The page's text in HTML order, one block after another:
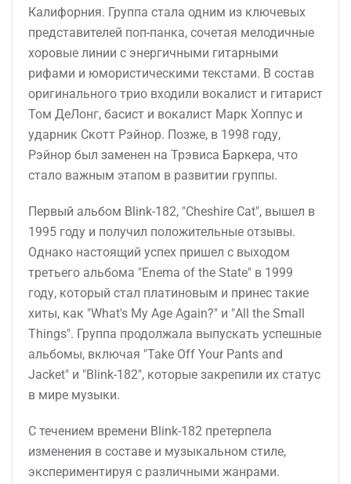
Калифорния. Группа стала одним из ключевых
представителей поп-панка, сочетая мелодичные
хоровые линии с энергичными гитарными
рифами и юмористическими текстами. В состав
оригинального трио входили вокалист и гитарист
Том ДеЛонг, басист и вокалист Марк Хоппус и
ударник Скотт Рэйнор. Позже, в 1998 году,
Рэйнор был заменен на Трэвиса Баркера, что
стало важным этапом в развитии группы.
Первый альбом Blink-182, "Cheshire Cat", вышел в
1995 году и получил положительные отзывы.
Однако настоящий успех пришел с выходом
третьего альбома "Enema of the State" в 1999
году, который стал платиновым и принес такие
хиты, как "What's My Age Again?" и "All the Small
Things". Группа продолжала выпускать успешные
альбомы, включая "Take Off Your Pants and
Jacket" и "Blink-182", которые закрепили их статус
в мире музыки.
С течением времени Blink-182 претерпела
изменения в составе и музыкальном стиле,
экспериментируя с различными жанрами.